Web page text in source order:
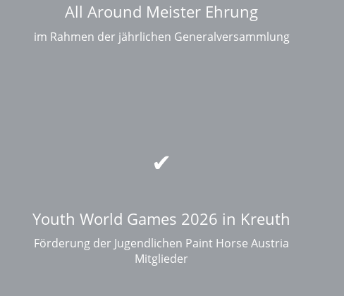
All Around Meister Ehrung
im Rahmen der jährlichen Generalversammlung
Youth World Games 2026 in Kreuth
Förderung der Jugendlichen Paint Horse Austria
Mitglieder